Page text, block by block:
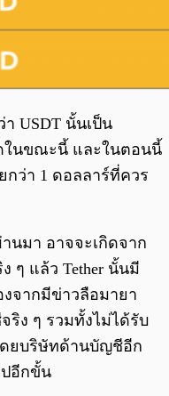
า USDT นั้นเป็น
ในขณะนี้ และในตอนนี้
กว่า 1 ดอลลาร์ที่ควร
นมา อาจจะเกิดจาก
ๆ แล้ว Tether นั้นมี
งจากมีข่าวลือมายา
ริง ๆ รวมทั้งไม่ได้รับ
ยบริษัทด้านบัญชีอีก
อีกขั้น